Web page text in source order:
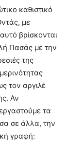
καθιστικό
με
βρίσκονται
Πασάς με την
της
τον αργιλέ
Αν
τα
σε άλλα, την
γραφή: